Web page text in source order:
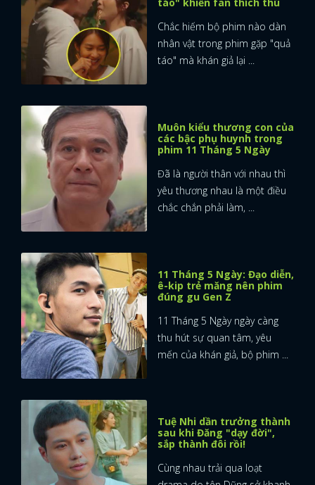
Chắc hiếm bộ phim nào dàn
nhân vật trong phim gặp "quả
táo" mà khán giả lại ...
Muôn kiểu thương con của
các bậc phụ huynh trong
phim 11 Tháng 5 Ngày
Đã là người thân với nhau thì
yêu thương nhau là một điều
chắc chắn phải làm, ...
11 Tháng 5 Ngày: Đạo diễn,
ê-kip trẻ măng nên phim
đúng gu Gen Z
11 Tháng 5 Ngày ngày càng
thu hút sự quan tâm, yêu
mến của khán giả, bộ phim ...
Tuệ Nhi dần trưởng thành
sau khi Đăng "dạy đời",
sắp thành đôi rồi!
Cùng nhau trải qua loạt